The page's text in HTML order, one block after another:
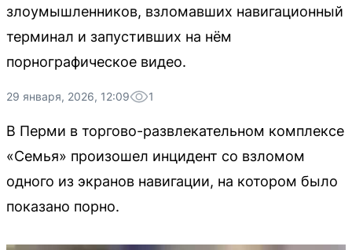
злоумышленников, взломавших навигационный
терминал и запустивших на нём
порнографическое видео.
29 января, 2026, 12:09 1
В Перми в торгово-развлекательном комплексе
«Семья» произошел инцидент со взломом
одного из экранов навигации, на котором было
показано порно.